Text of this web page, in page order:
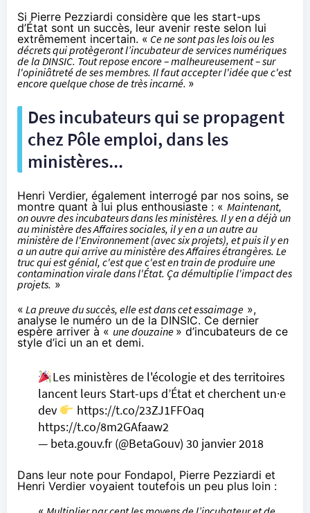
Si Pierre Pezziardi considère que les start-ups
d’État sont un succès, leur avenir reste selon lui
extrêmement incertain. « Ce ne sont pas les lois ou les
décrets qui protègeront l’incubateur de services numériques
de la DINSIC. Tout repose encore – malheureusement – sur
l'opiniâtreté de ses membres. Il faut accepter l'idée que c'est
encore quelque chose de très incarné. »
Des incubateurs qui se propagent
chez Pôle emploi, dans les
ministères...
Henri Verdier, également interrogé par nos soins, se
montre quant à lui plus enthousiaste : « Maintenant,
on ouvre des incubateurs dans les ministères. Il y en a déjà un
au ministère des Affaires sociales, il y en a un autre au
ministère de l'Environnement (avec six projets), et puis il y en
a un autre qui arrive au ministère des Affaires étrangères. Le
truc qui est génial, c'est que c'est en train de produire une
contamination virale dans l'État. Ça démultiplie l'impact des
projets. »
« La preuve du succès, elle est dans cet essaimage »,
analyse le numéro un de la DINSIC. Ce dernier
espère arriver à « une douzaine » d’incubateurs de ce
style d’ici un an et demi.
Les ministères de l'écologie et des territoires
lancent leurs Start-ups d’État et cherchent un·e
dev
https://t.co/23ZJ1FFOaq
https://t.co/8m2GAfaaw2
— beta.gouv.fr (@BetaGouv) 30 janvier 2018
Dans leur note pour Fondapol, Pierre Pezziardi et
Henri Verdier voyaient toutefois un peu plus loin :